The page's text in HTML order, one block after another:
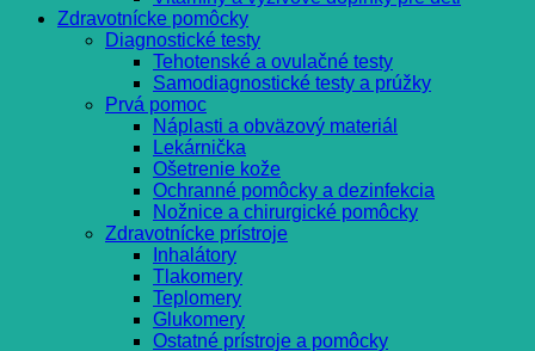
Zdravotnícke pomôcky
Diagnostické testy
Tehotenské a ovulačné testy
Samodiagnostické testy a prúžky
Prvá pomoc
Náplasti a obväzový materiál
Lekárnička
Ošetrenie kože
Ochranné pomôcky a dezinfekcia
Nožnice a chirurgické pomôcky
Zdravotnícke prístroje
Inhalátory
Tlakomery
Teplomery
Glukomery
Ostatné prístroje a pomôcky